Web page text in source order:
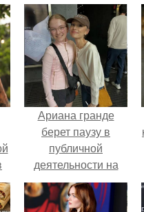
Ариана гранде
берет паузу в
публичной
деятельности на
фоне слухов о
своем здоровье.